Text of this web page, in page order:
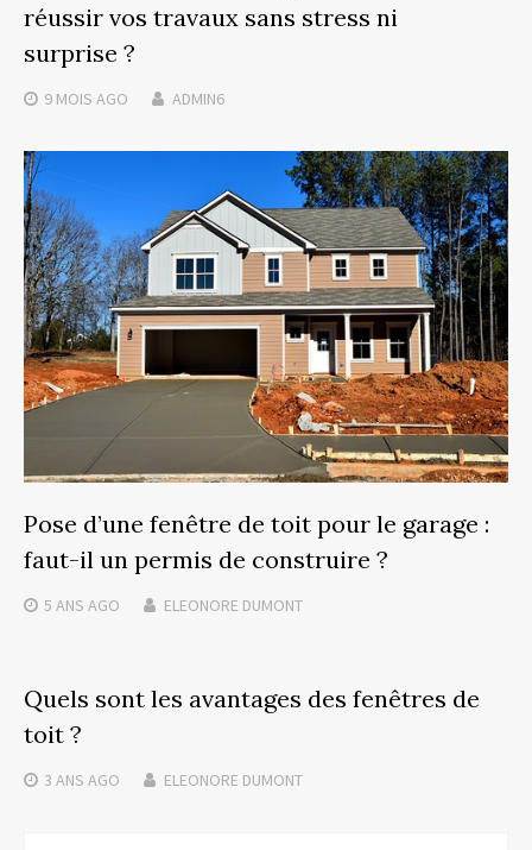
réussir vos travaux sans stress ni
surprise ?
9 MOIS AGO ADMIN6
Pose d’une fenêtre de toit pour le garage :
faut-il un permis de construire ?
5 ANS AGO ELEONORE DUMONT
Quels sont les avantages des fenêtres de
toit ?
3 ANS AGO ELEONORE DUMONT